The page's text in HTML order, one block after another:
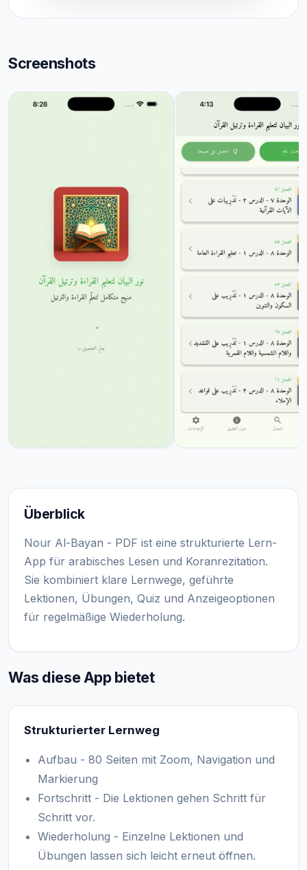
Screenshots
Überblick
Nour Al-Bayan - PDF ist eine strukturierte Lern-
App für arabisches Lesen und Koranrezitation.
Sie kombiniert klare Lernwege, geführte
Lektionen, Übungen, Quiz und Anzeigeoptionen
für regelmäßige Wiederholung.
Was diese App bietet
Strukturierter Lernweg
Aufbau - 80 Seiten mit Zoom, Navigation und
Markierung
Fortschritt - Die Lektionen gehen Schritt für
Schritt vor.
Wiederholung - Einzelne Lektionen und
Übungen lassen sich leicht erneut öffnen.